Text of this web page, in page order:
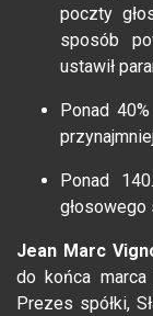
poczty
sposób
ustawił
Ponad
Ponad
głosowego
Jean Marc
do końca
Prezes spółki,